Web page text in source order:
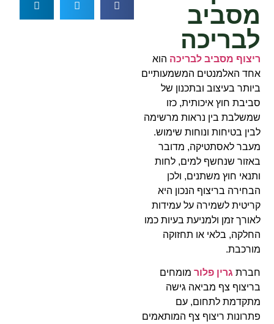
מסביב
לבריכה
ריצוף מסביב לבריכה הוא
אחד האלמנטים המשמעותיים
ביותר בעיצוב ובתכנון של
סביבת חוץ איכותית, כזו
שמשלבת בין נראות מרשימה
לבין בטיחות ונוחות שימוש.
מעבר לאסתטיקה, מדובר
באזור שנחשף למים, לחות
ותנאי חוץ משתנים, ולכן
הבחירה בריצוף הנכון היא
קריטית לשמירה על עמידות
לאורך זמן ולמניעת בעיות כמו
החלקה, בלאי או תחזוקה
מורכבת.
חברת גרין פלור מומחים
בריצוף צף מביאה גישה
מתקדמת לתחום, עם
פתרונות ריצוף צף המותאמים